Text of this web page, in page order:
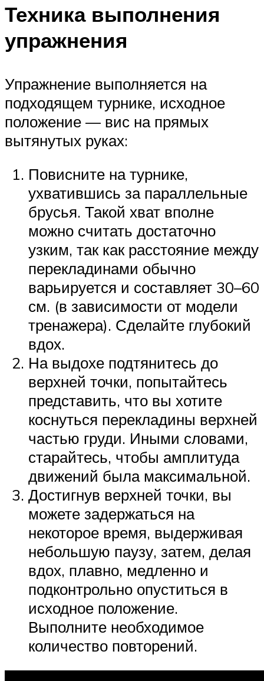
Техника выполнения
упражнения
Упражнение выполняется на
подходящем турнике, исходное
положение — вис на прямых
вытянутых руках:
Повисните на турнике,
ухватившись за параллельные
брусья. Такой хват вполне
можно считать достаточно
узким, так как расстояние между
перекладинами обычно
варьируется и составляет 30–60
см. (в зависимости от модели
тренажера). Сделайте глубокий
вдох.
На выдохе подтянитесь до
верхней точки, попытайтесь
представить, что вы хотите
коснуться перекладины верхней
частью груди. Иными словами,
старайтесь, чтобы амплитуда
движений была максимальной.
Достигнув верхней точки, вы
можете задержаться на
некоторое время, выдерживая
небольшую паузу, затем, делая
вдох, плавно, медленно и
подконтрольно опуститься в
исходное положение.
Выполните необходимое
количество повторений.